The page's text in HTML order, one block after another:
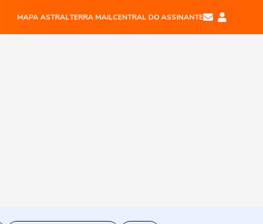
MAPA ASTRALTERRA MAILCENTRAL DO ASSINANTE